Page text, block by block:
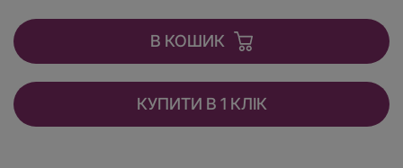
В КОШИК
КУПИТИ В 1 КЛІК